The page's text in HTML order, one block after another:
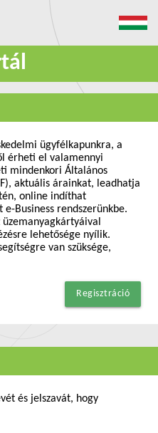
ügyfélkapunkra, a
érheti el valamennyi
mindenkori Általános
aktuális árainkat, leadhatja
online indíthat
e-Business rendszerünkbe.
lehetősége nyílik.
van szüksége,
Regisztráció
és jelszavát, hogy